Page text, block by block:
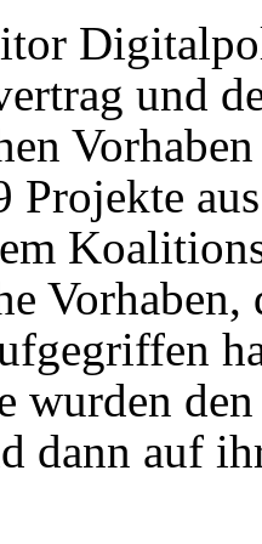
und
Projekte
Vorhaben,
wurden
dann auf